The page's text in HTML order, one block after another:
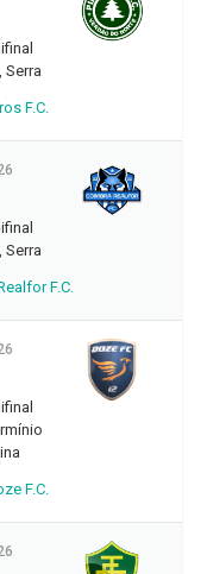
Serra
F.C.
Serra
F.C.
F.C.